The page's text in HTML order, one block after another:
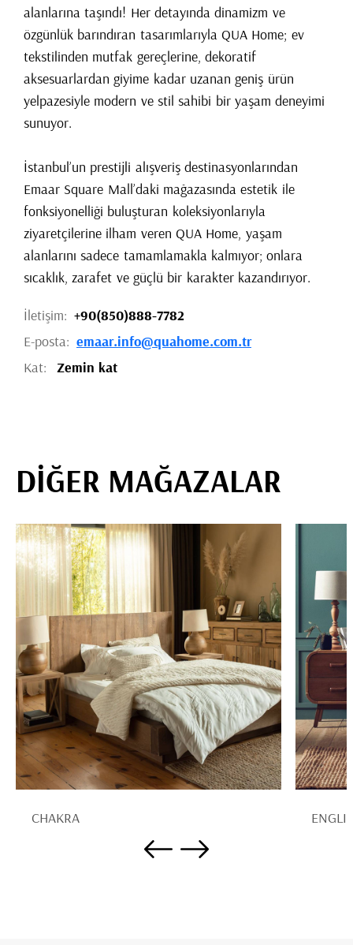
alanlarına taşındı! Her detayında dinamizm ve
özgünlük barındıran tasarımlarıyla QUA Home; ev
tekstilinden mutfak gereçlerine, dekoratif
aksesuarlardan giyime kadar uzanan geniş ürün
yelpazesiyle modern ve stil sahibi bir yaşam deneyimi
sunuyor.
İstanbul’un prestijli alışveriş destinasyonlarından
Emaar Square Mall’daki mağazasında estetik ile
fonksiyonelliği buluşturan koleksiyonlarıyla
ziyaretçilerine ilham veren QUA Home, yaşam
alanlarını sadece tamamlamakla kalmıyor; onlara
sıcaklık, zarafet ve güçlü bir karakter kazandırıyor.
İletişim: +90(850)888-7782
E-posta: emaar.info@quahome.com.tr
Kat:
Zemin kat
DİĞER MAĞAZALAR
CHAKRA